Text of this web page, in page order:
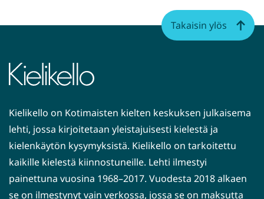
siirryt
Kielikello on Kotimaisten kielten keskuksen julkaisema
lehti, jossa kirjoitetaan yleistajuisesti kielestä ja
kielenkäytön kysymyksistä. Kielikello on tarkoitettu
kaikille kielestä kiinnostuneille. Lehti ilmestyi
painettuna vuosina 1968–2017. Vuodesta 2018 alkaen
se on ilmestynyt vain verkossa, jossa se on maksutta
Takaisin ylös